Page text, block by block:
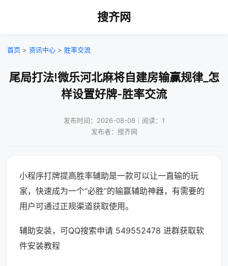
搜齐网
首页 > 资讯中心 > 胜率交流
尾局打法!微乐河北麻将自建房输赢规律_怎
样设置好牌-胜率交流
发布时间：2026-08-08｜阅读：1
发布者：搜齐网
小程序打牌提高胜率辅助是一款可以让一直输的玩
家，快速成为一个“必胜”的输赢辅助神器，有需要的
用户可通过正规渠道获取使用。
辅助安装，可QQ搜索申请 549552478 进群获取软
件安装教程